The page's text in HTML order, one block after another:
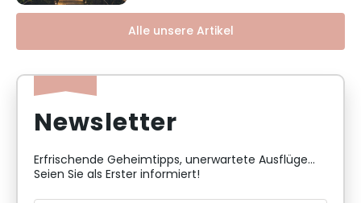
Alle unsere Artikel
Newsletter
Erfrischende Geheimtipps, unerwartete Ausflüge...
Seien Sie als Erster informiert!